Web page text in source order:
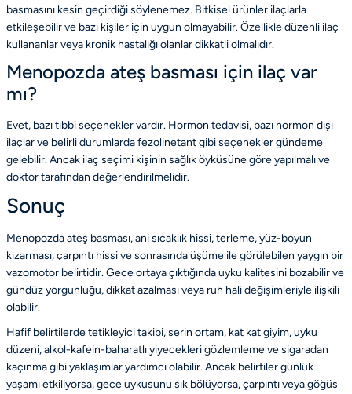
basmasını kesin geçirdiği söylenemez. Bitkisel ürünler ilaçlarla
etkileşebilir ve bazı kişiler için uygun olmayabilir. Özellikle düzenli ilaç
kullananlar veya kronik hastalığı olanlar dikkatli olmalıdır.
Menopozda ateş basması için ilaç var
mı?
Evet, bazı tıbbi seçenekler vardır. Hormon tedavisi, bazı hormon dışı
ilaçlar ve belirli durumlarda fezolinetant gibi seçenekler gündeme
gelebilir. Ancak ilaç seçimi kişinin sağlık öyküsüne göre yapılmalı ve
doktor tarafından değerlendirilmelidir.
Sonuç
Menopozda ateş basması, ani sıcaklık hissi, terleme, yüz-boyun
kızarması, çarpıntı hissi ve sonrasında üşüme ile görülebilen yaygın bir
vazomotor belirtidir. Gece ortaya çıktığında uyku kalitesini bozabilir ve
gündüz yorgunluğu, dikkat azalması veya ruh hali değişimleriyle ilişkili
olabilir.
Hafif belirtilerde tetikleyici takibi, serin ortam, kat kat giyim, uyku
düzeni, alkol-kafein-baharatlı yiyecekleri gözlemleme ve sigaradan
kaçınma gibi yaklaşımlar yardımcı olabilir. Ancak belirtiler günlük
yaşamı etkiliyorsa, gece uykusunu sık bölüyorsa, çarpıntı veya göğüs